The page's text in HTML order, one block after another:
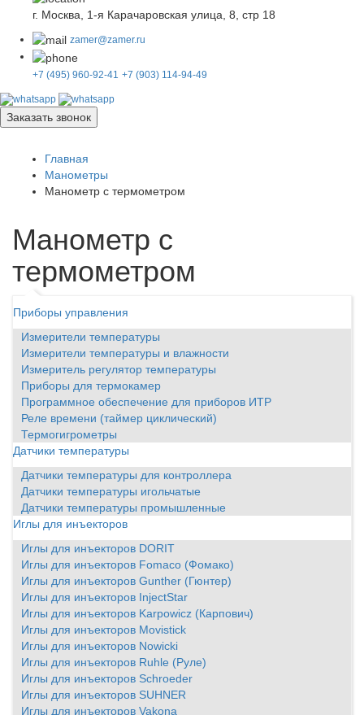
г. Москва, 1-я Карачаровская улица, 8, стр 18
zamer@zamer.ru
+7 (495) 960-92-41 +7 (903) 114-94-49
Заказать звонок
Главная
Манометры
Манометр с термометром
Манометр с
термометром
Приборы управления
Измерители температуры
Измерители температуры и влажности
Измеритель регулятор температуры
Приборы для термокамер
Программное обеспечение для приборов ИТР
Реле времени (таймер циклический)
Термогигрометры
Датчики температуры
Датчики температуры для контроллера
Датчики температуры игольчатые
Датчики температуры промышленные
Иглы для инъекторов
Иглы для инъекторов DORIT
Иглы для инъекторов Fomaco (Фомако)
Иглы для инъекторов Gunther (Гюнтер)
Иглы для инъекторов InjectStar
Иглы для инъекторов Karpowicz (Карпович)
Иглы для инъекторов Movistick
Иглы для инъекторов Nowicki
Иглы для инъекторов Ruhle (Руле)
Иглы для инъекторов Schroeder
Иглы для инъекторов SUHNER
Иглы для инъекторов Vakona